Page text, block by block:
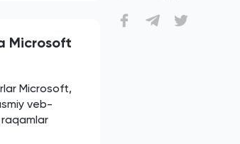
Microsoft
Microsoft,
veb-